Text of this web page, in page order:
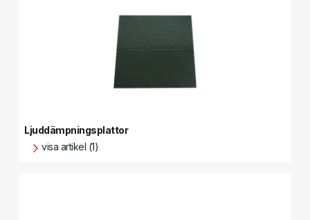
Ljuddämpningsplattor
visa artikel (1)